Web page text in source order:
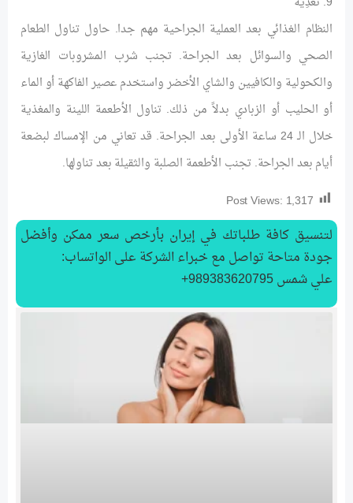
النظام الغذائي بعد العملية الجراحية مهم جدا. حاول تناول الطعام
الصحي والسوائل بعد الجراحة. تجنب شرب المشروبات الغازية
والكحولية والكافيين والشاي الأخضر واستخدم عصير الفاكهة أو الماء
أو الحليب أو الزبادي بدلاً من ذلك. تناول الأطعمة اللينة والمغذية
خلال الـ 24 ساعة الأولى بعد الجراحة. قد تعاني من الإمساك لبضعة
أيام بعد الجراحة. تجنب الأطعمة الصلبة والثقيلة بعد تناولها.
Post Views:1,317
لتنسیق كافة طلباتك في إيران بأرخص سعر ممكن وأفضل
جودة متاحة تواصل مع خبراء الشركة على الواتساب:
علي شمس 989383620795+